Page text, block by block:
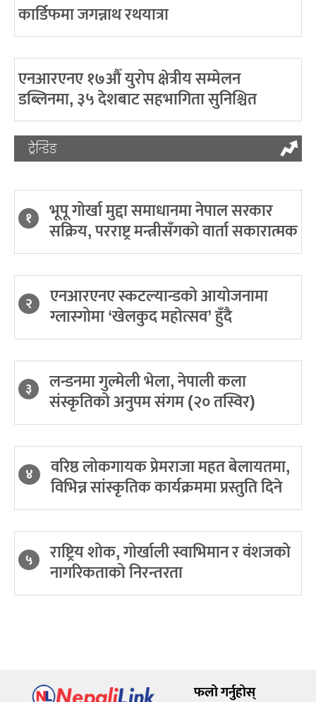
कार्डिफमा जगन्नाथ रथयात्रा
एनआरएनए १७औँ युरोप क्षेत्रीय सम्मेलन
डब्लिनमा, ३५ देशबाट सहभागिता सुनिश्चित
ट्रेन्डिङ
१ भूपू गोर्खा मुद्दा समाधानमा नेपाल सरकार
सक्रिय, परराष्ट्र मन्त्रीसँगको वार्ता सकारात्मक
२ एनआरएनए स्कटल्यान्डको आयोजनामा
ग्लास्गोमा ‘खेलकुद महोत्सव’ हुँदै
३ लन्डनमा गुल्मेली भेला, नेपाली कला
संस्कृतिको अनुपम संगम (२० तस्विर)
४ वरिष्ठ लोकगायक प्रेमराजा महत बेलायतमा,
विभिन्न सांस्कृतिक कार्यक्रममा प्रस्तुति दिने
५ राष्ट्रिय शोक, गोर्खाली स्वाभिमान र वंशजको
नागरिकताको निरन्तरता
फलो गर्नुहोस्